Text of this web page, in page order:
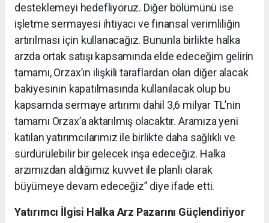
desteklemeyi hedefliyoruz. Diğer bölümünü ise
işletme sermayesi ihtiyacı ve finansal verimliliğin
artırılması için kullanacağız. Bununla birlikte halka
arzda ortak satışı kapsamında elde edeceğim gelirin
tamamı, Orzax’ın ilişkili taraflardan olan diğer alacak
bakiyesinin kapatılmasında kullanılacak olup bu
kapsamda sermaye artırımı dahil 3,6 milyar TL’nin
tamamı Orzax’a aktarılmış olacaktır. Aramıza yeni
katılan yatırımcılarımız ile birlikte daha sağlıklı ve
sürdürülebilir bir gelecek inşa edeceğiz. Halka
arzımızdan aldığımız kuvvet ile planlı olarak
büyümeye devam edeceğiz” diye ifade etti.
Yatırımcı İlgisi Halka Arz Pazarını Güçlendiriyor